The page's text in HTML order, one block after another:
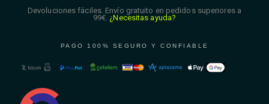
Devoluciones fáciles. Envío gratuito en pedidos superiores a
99€. ¿Necesitas ayuda?
PAGO 100% SEGURO Y CONFIABLE